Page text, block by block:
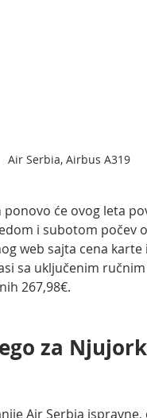
Air Serbia, Airbus A319
ponovo će ovog leta
i subotom počev
web sajta cena
sa uključenim
267,98€.
za
Air Serbia